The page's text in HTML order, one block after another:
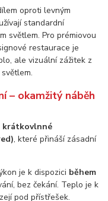
oproti levným
standardní
světlem. Pro prémiovou
restaurace je
ale vizuální zážitek z
– okamžitý náběh
krátkovlnné
, které přináší zásadní
je k dispozici během
bez čekání. Teplo je k
pod přístřešek.